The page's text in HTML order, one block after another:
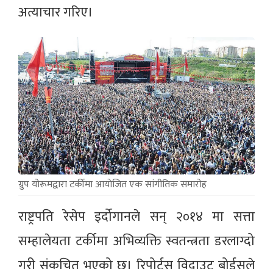
अत्याचार गरिए।
ग्रुप योरूमद्वारा टर्कीमा आयाेजित एक सांगीतिक समारोह
राष्ट्रपति रेसेप इर्दोगानले सन् २०१४ मा सत्ता
सम्हालेयता टर्कीमा अभिव्यक्ति स्वतन्त्रता डरलाग्दो